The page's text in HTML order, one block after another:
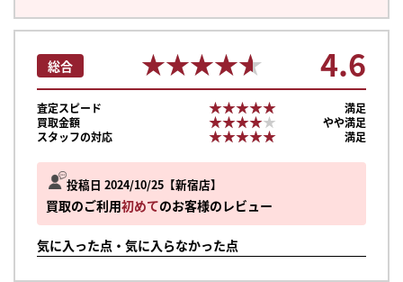
投稿日 2024/10/25 新宿店
買取のご利用初めてのお客様のレビュー
気に入った点・気に入らなかった点
総合 ★★★★★
★★★★★ 4.6
査定スピード ★★★★★
★★★★★
満足
買取金額
★★★★★
★★★★★
やや満足
スタッフの対応
★★★★★
★★★★★ 満足